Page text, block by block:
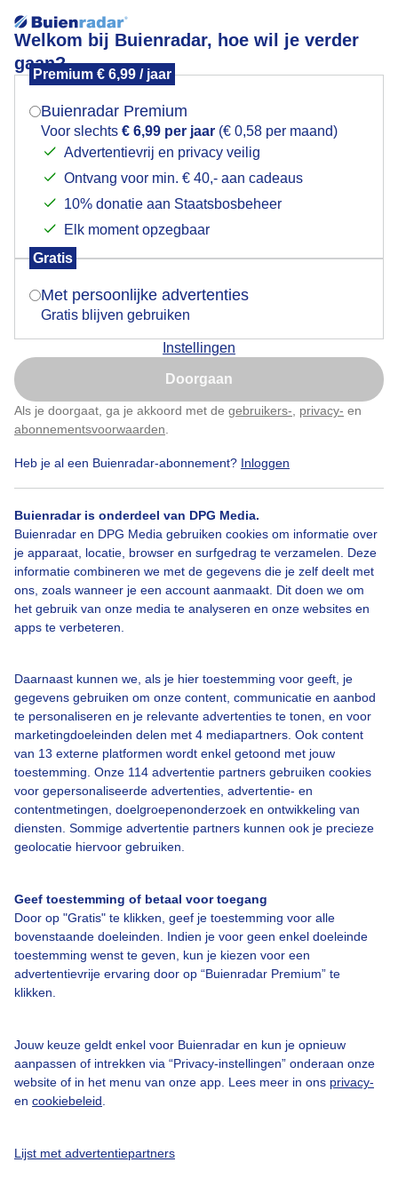
Welkom bij Buienradar, hoe wil je verder
gaan?
Premium € 6,99 / jaar
Buienradar Premium
Voor slechts € 6,99 per jaar (€ 0,58 per maand)
Advertentievrij en privacy veilig
Ontvang voor min. € 40,- aan cadeaus
10% donatie aan Staatsbosbeheer
Elk moment opzegbaar
Gratis
Met persoonlijke advertenties
Gratis blijven gebruiken
Instellingen
Doorgaan
Als je doorgaat, ga je akkoord met de gebruikers- privacy- en
abonnementsvoorwaarden
Heb je al een Buienradar-abonnement? Inloggen
Buienradar is onderdeel van DPG Media.
Buienradar en DPG Media gebruiken cookies om informatie over
je apparaat, locatie, browser en surfgedrag te verzamelen. Deze
informatie combineren we met de gegevens die je zelf deelt met
ons, zoals wanneer je een account aanmaakt. Dit doen we om
het gebruik van onze media te analyseren en onze websites en
apps te verbeteren.
Daarnaast kunnen we, als je hier toestemming voor geeft, je
gegevens gebruiken om onze content, communicatie en aanbod
te personaliseren en je relevante advertenties te tonen, en voor
marketingdoeleinden delen met 4 mediapartners. Ook content
van 13 externe platformen wordt enkel getoond met jouw
toestemming. Onze 114 advertentie partners gebruiken cookies
voor gepersonaliseerde advertenties, advertentie- en
contentmetingen, doelgroepenonderzoek en ontwikkeling van
diensten. Sommige advertentie partners kunnen ook je precieze
geolocatie hiervoor gebruiken.
Geef toestemming of betaal voor toegang
Door op "Gratis" te klikken, geef je toestemming voor alle
bovenstaande doeleinden. Indien je voor geen enkel doeleinde
toestemming wenst te geven, kun je kiezen voor een
advertentievrije ervaring door op “Buienradar Premium” te
klikken.
Jouw keuze geldt enkel voor Buienradar en kun je opnieuw
aanpassen of intrekken via “Privacy-instellingen” onderaan onze
website of in het menu van onze app. Lees meer in ons privacy-
en cookiebeleid
Lijst met advertentiepartners
Mix van zon en wolkenvelden
Door: ria brasser Gemaakt: 28-08-2025, 53x bekeken
Mixvanzonenwolkenvelden
Bekijk slideshow
Over Buienradar
Bedrijfsgegevens
Contact
Toegankelijkheid
Gebruikersvoorwaarden
Adverteren
Privacy beleid
Cookie beleid
Mogen we je locatie gebruiken voor het
Indien je hier nog geen akkoord op hebt gegeven,
verschijnt er zo een pop-up uit je browser waarin
Is goed, toon de popup
Nu niet, misschien later
Klik hierom dit aan te passen